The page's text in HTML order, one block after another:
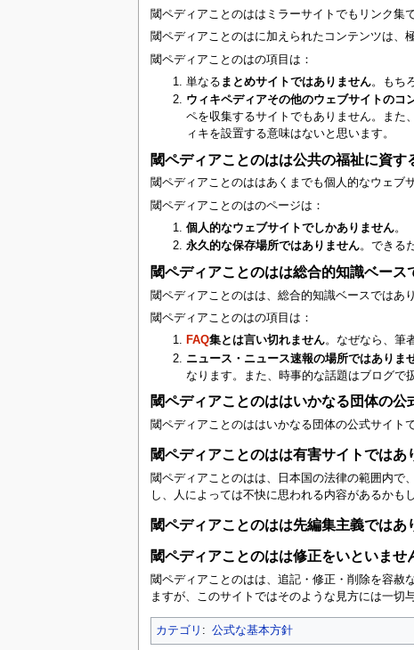
閾ペディアことのははミラーサイトでもリンク集
閾ペディアことのはに加えられたコンテンツは、
閾ペディアことのはの項目は：
単なる まとめサイトではありません。もち
ウィキペディアその他のウェブサイトのコ
ペを収集するサイトでもありません。また
ィキを設置する意味はないと思います。
閾ペディアことのはは公共の福祉に資
閾ペディアことのははあくまでも個人的なウェブ
閾ペディアことのはのページは：
個人的なウェブサイトでしかありません。
永久的な保存場所ではありません。できる
閾ペディアことのはは総合的知識ベース
閾ペディアことのはは、総合的知識ベースではあ
閾ペディアことのはの項目は：
FAQ集とは言い切れません。なぜなら、筆
ニュース・ニュース速報の場所ではありま
なります。また、時事的な話題はブログで
閾ペディアことのははいかなる団体の公
閾ペディアことのははいかなる団体の公式サイト
閾ペディアことのはは有害サイトではあ
閾ペディアことのはは、日本国の法律の範囲内で
し、人によっては不快に思われる内容があるかも
閾ペディアことのはは先編集主義ではあ
閾ペディアことのはは修正をいといませ
閾ペディアことのはは、追記・修正・削除を容赦
ますが、このサイトではそのような見方には一切
カテゴリ : 公式な基本方針